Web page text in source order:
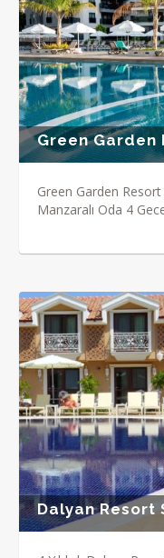
Green Garden
Green Garden
Manzaralı Oda 4
Dalyan Resort